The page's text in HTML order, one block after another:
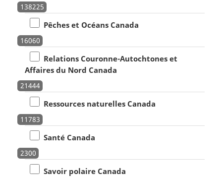
138225
Pêches et Océans Canada
16060
Relations Couronne-Autochtones et
Affaires du Nord Canada
21444
Ressources naturelles Canada
11783
Santé Canada
2300
Savoir polaire Canada